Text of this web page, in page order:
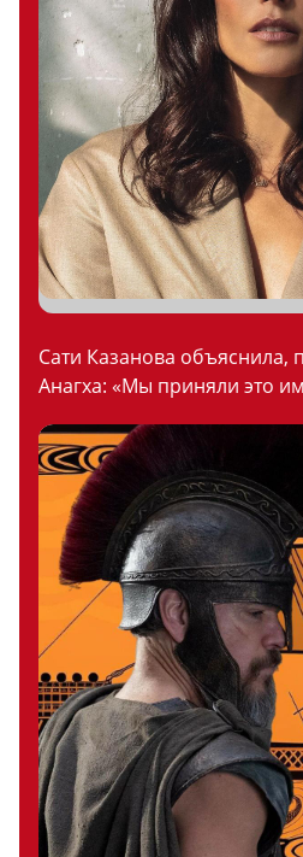
Сати Казанова объяснила,
Анагха: «Мы приняли это